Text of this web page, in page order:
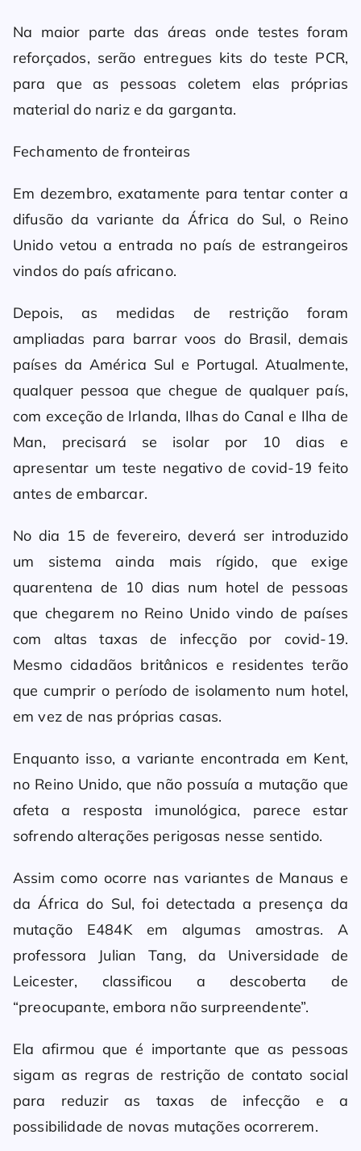
Na maior parte das áreas onde testes foram
reforçados, serão entregues kits do teste PCR,
para que as pessoas coletem elas próprias
material do nariz e da garganta.
Fechamento de fronteiras
Em dezembro, exatamente para tentar conter a
difusão da variante da África do Sul, o Reino
Unido vetou a entrada no país de estrangeiros
vindos do país africano.
Depois, as medidas de restrição foram
ampliadas para barrar voos do Brasil, demais
países da América Sul e Portugal. Atualmente,
qualquer pessoa que chegue de qualquer país,
com exceção de Irlanda, Ilhas do Canal e Ilha de
Man, precisará se isolar por 10 dias e
apresentar um teste negativo de covid-19 feito
antes de embarcar.
No dia 15 de fevereiro, deverá ser introduzido
um sistema ainda mais rígido, que exige
quarentena de 10 dias num hotel de pessoas
que chegarem no Reino Unido vindo de países
com altas taxas de infecção por covid-19.
Mesmo cidadãos britânicos e residentes terão
que cumprir o período de isolamento num hotel,
em vez de nas próprias casas.
Enquanto isso, a variante encontrada em Kent,
no Reino Unido, que não possuía a mutação que
afeta a resposta imunológica, parece estar
sofrendo alterações perigosas nesse sentido.
Assim como ocorre nas variantes de Manaus e
da África do Sul, foi detectada a presença da
mutação E484K em algumas amostras. A
professora Julian Tang, da Universidade de
Leicester, classificou a descoberta de
“preocupante, embora não surpreendente”.
Ela afirmou que é importante que as pessoas
sigam as regras de restrição de contato social
para reduzir as taxas de infecção e a
possibilidade de novas mutações ocorrerem.